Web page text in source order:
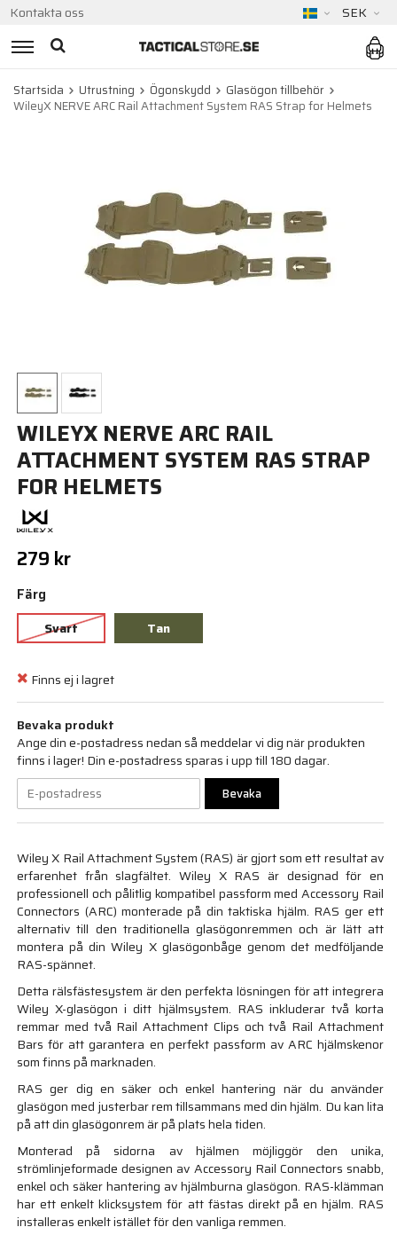
Kontakta oss SEK
Startsida Utrustning Ögonskydd
Glasögon tillbehör
WileyX NERVE ARC Rail Attachment System RAS Strap for Helmets
WILEYX NERVE ARC RAIL
ATTACHMENT SYSTEM RAS STRAP
FOR HELMETS
279 kr
Färg
Svart Tan
Finns ej i lagret
Bevaka produkt
Ange din e-postadress nedan så meddelar vi dig när produkten
finns i lager! Din e-postadress sparas i upp till 180 dagar.
Bevaka
Wiley X Rail Attachment System (RAS) är gjort som ett resultat av
erfarenhet från slagfältet. Wiley X RAS är designad för en
professionell och pålitlig kompatibel passform med Accessory Rail
Connectors (ARC) monterade på din taktiska hjälm. RAS ger ett
alternativ till den traditionella glasögonremmen och är lätt att
montera på din Wiley X glasögonbåge genom det medföljande
RAS-spännet.
Detta rälsfästesystem är den perfekta lösningen för att integrera
Wiley X-glasögon i ditt hjälmsystem. RAS inkluderar två korta
remmar med två Rail Attachment Clips och två Rail Attachment
Bars för att garantera en perfekt passform av ARC hjälmskenor
som finns på marknaden.
RAS ger dig en säker och enkel hantering när du använder
glasögon med justerbar rem tillsammans med din hjälm. Du kan lita
på att din glasögonrem är på plats hela tiden.
Monterad på sidorna av hjälmen möjliggör den unika,
strömlinjeformade designen av Accessory Rail Connectors snabb,
enkel och säker hantering av hjälmburna glasögon. RAS-klämman
har ett enkelt klicksystem för att fästas direkt på en hjälm. RAS
installeras enkelt istället för den vanliga remmen.